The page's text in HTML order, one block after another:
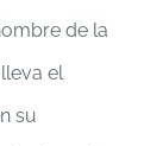
de la
el
su